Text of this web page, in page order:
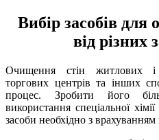
Вибір засобів
від різних
Очищення стін житлових і
торгових центрів та інших
процес. Зробити його
використання спеціальної
засоби необхідно з